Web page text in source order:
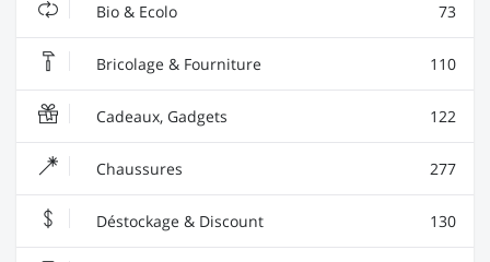
Bio & Ecolo 73
Bricolage & Fourniture 110
Cadeaux, Gadgets 122
Chaussures 277
Déstockage & Discount 130